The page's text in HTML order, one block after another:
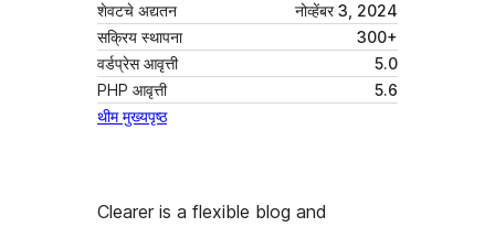
शेवटचे अद्यतन
नोव्हेंबर 3, 2024
सक्रिय स्थापना
300+
वर्डप्रेस आवृत्ती
5.0
PHP आवृत्ती
5.6
थीम मुख्यपृष्ठ
Clearer is a flexible blog and